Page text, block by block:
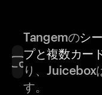
Tangemのシ
プと複数カー
り、Juicebox
す。